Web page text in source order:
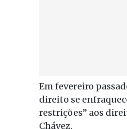
Em fevereiro
direito se
restrições” aos
Chávez.